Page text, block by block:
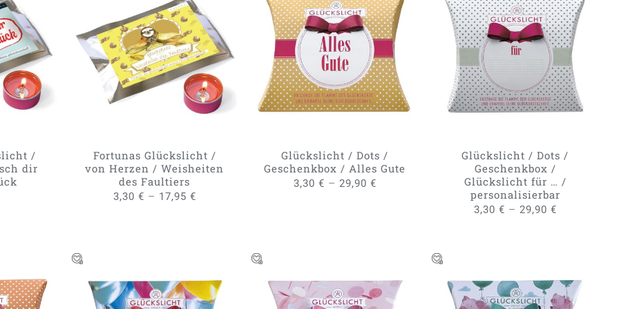
/
/
dir
AUSFÜHRUNG WÄHLEN DIESES
PRODUKT
WEIST
MEHRERE
VARIANTEN
AUF.
KÖNNEN
AUF
/
QUICK VIEW
Fortunas Glückslicht /
von Herzen / Weisheiten
des Faultiers
3,30 € – 17,95 €
AUSFÜHRUNG WÄHLEN
DIESES
PRODUKT
WEIST
MEHRERE
VARIANTEN
AUF.
KÖNNEN
AUF
/
QUICK VIEW
Glückslicht / Dots /
Geschenkbox / Alles Gute
3,30 € – 29,90 €
AUSFÜHRUNG WÄHLEN DIESES
PRODUKT
WEIST
MEHRERE
AUF.
KÖNNEN
AUF
DER
/
Glückslicht / Dots /
Geschenkbox /
Glückslicht für … /
personalisierbar
3,30 € – 29,90 €